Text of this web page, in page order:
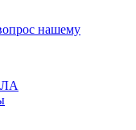
нашему